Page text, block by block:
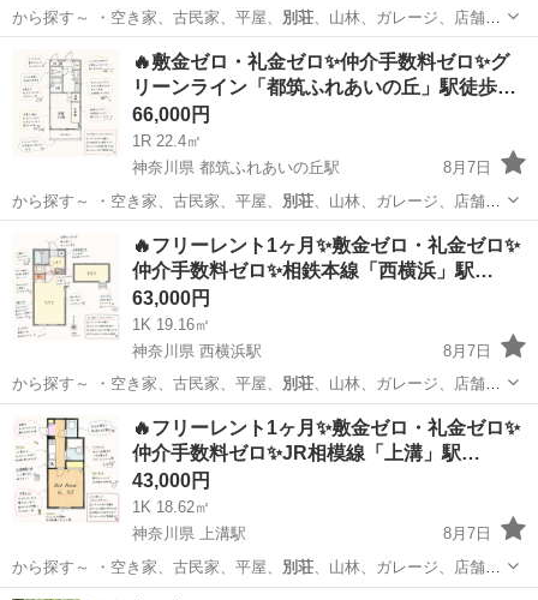
から探す～ ・空き家、古民家、平屋、 別荘、山林、ガレージ、店舗、
田舎暮らし、居…
神奈川 都筑ふれあいの丘駅 マンション 物件
🔥敷金ゼロ・礼金ゼロ✨仲介手数料ゼロ✨グ
リーンライン「都筑ふれあいの丘」駅徒歩…
66,000円
1R 22.4㎡
神奈川県 都筑ふれあいの丘駅
8月7日
から探す～ ・空き家、古民家、平屋、 別荘、山林、ガレージ、店舗、
田舎暮らし、居…
神奈川 都筑ふれあいの丘駅 マンション 物件
🔥フリーレント1ヶ月✨敷金ゼロ・礼金ゼロ✨
仲介手数料ゼロ✨相鉄本線「西横浜」駅…
63,000円
1K 19.16㎡
神奈川県 西横浜駅
8月7日
から探す～ ・空き家、古民家、平屋、 別荘、山林、ガレージ、店舗、
田舎暮らし、居…
神奈川 横浜市 西横浜駅 アパート 物件
🔥フリーレント1ヶ月✨敷金ゼロ・礼金ゼロ✨
仲介手数料ゼロ✨JR相模線「上溝」駅…
43,000円
1K 18.62㎡
神奈川県 上溝駅
8月7日
から探す～ ・空き家、古民家、平屋、 別荘、山林、ガレージ、店舗、
田舎暮らし、居…